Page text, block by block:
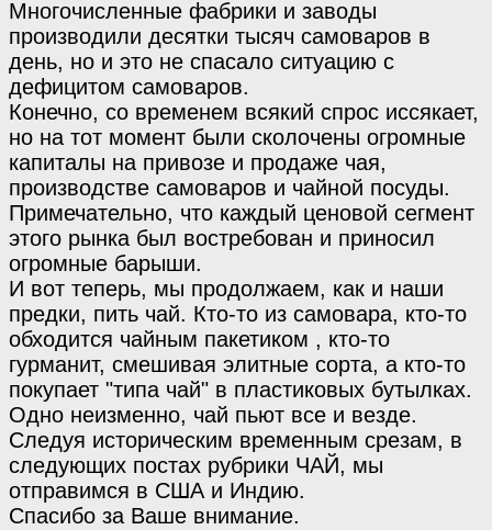
Многочисленные фабрики и заводы
производили десятки тысяч самоваров в
день, но и это не спасало ситуацию с
дефицитом самоваров.
Конечно, со временем всякий спрос иссякает,
но на тот момент были сколочены огромные
капиталы на привозе и продаже чая,
производстве самоваров и чайной посуды.
Примечательно, что каждый ценовой сегмент
этого рынка был востребован и приносил
огромные барыши.
И вот теперь, мы продолжаем, как и наши
предки, пить чай. Кто-то из самовара, кто-то
обходится чайным пакетиком , кто-то
гурманит, смешивая элитные сорта, а кто-то
покупает "типа чай" в пластиковых бутылках.
Одно неизменно, чай пьют все и везде.
Следуя историческим временным срезам, в
следующих постах рубрики ЧАЙ, мы
отправимся в США и Индию.
Спасибо за Ваше внимание.